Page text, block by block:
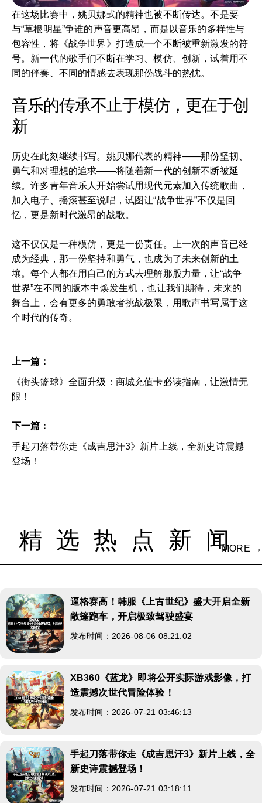
在这场比赛中，姚贝娜式的精神也被不断传达。不是要
与“草根明星”争谁的声音更高昂，而是以音乐的多样性与
包容性，将《战争世界》打造成一个不断被重新激发的符
号。新一代的歌手们不断在学习、模仿、创新，试着用不
同的伴奏、不同的情感去表现那份战斗的热忱。
音乐的传承不止于模仿，更在于创
新
历史在此刻继续书写。姚贝娜代表的精神——那份坚韧、
勇气和对理想的追求——将随着新一代的创新不断被延
续。许多青年音乐人开始尝试用现代元素加入传统歌曲，
加入电子、摇滚甚至说唱，试图让“战争世界”不仅是回
忆，更是新时代激昂的战歌。
这不仅仅是一种模仿，更是一份责任。上一次的声音已经
成为经典，那一份坚持和勇气，也成为了未来创新的土
壤。每个人都在用自己的方式去理解那股力量，让“战争
世界”在不同的版本中焕发生机，也让我们期待，未来的
舞台上，会有更多的勇敢者挑战极限，用歌声书写属于这
个时代的传奇。
上一篇：
《街头篮球》全面升级：商城充值卡必读指南，让激情无
限！
下一篇：
手起刀落带你走《成吉思汗3》新片上线，全新史诗震撼
登场！
精选热点新闻
MORE →
逼格赛高！韩服《上古世纪》盛大开启全新
敞篷跑车，开启极致驾驶盛宴
发布时间：2026-08-06 08:21:02
XB360《蓝龙》即将公开实际游戏影像，打
造震撼次世代冒险体验！
发布时间：2026-07-21 03:46:13
手起刀落带你走《成吉思汗3》新片上线，全
新史诗震撼登场！
发布时间：2026-07-21 03:18:11